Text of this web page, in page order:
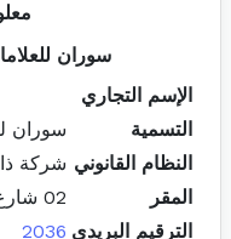
سوران
الإسم التجاري
التسمية
سوران
النظام القانوني شركة
المقر
02 شارع سيدي صالح شطرانة 1 سكرة
الترقيم البريدي 2036